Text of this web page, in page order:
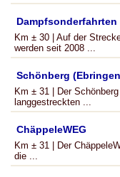
Dampfsonderfahrten
Km ± 30 | Auf der
werden seit 2008 ...
Schönberg
Km ± 31 | Der
langgestreckten ...
ChäppeleWEG
Km ± 31 | Der
die ...